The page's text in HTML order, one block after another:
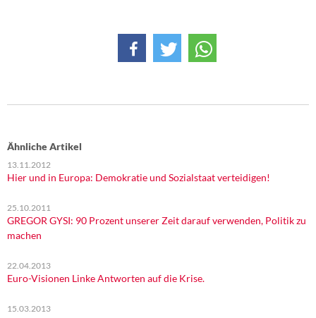
Ähnliche Artikel
13.11.2012
Hier und in Europa: Demokratie und Sozialstaat verteidigen!
25.10.2011
GREGOR GYSI: 90 Prozent unserer Zeit darauf verwenden, Politik zu
machen
22.04.2013
Euro-Visionen Linke Antworten auf die Krise.
15.03.2013